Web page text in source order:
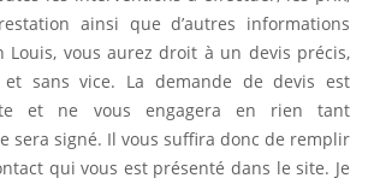
ainsi que d’autres informations
Louis, vous aurez droit à un devis précis,
sans vice. La demande de devis est
et ne vous engagera en rien tant
sera signé. Il vous suffira donc de remplir
qui vous est présenté dans le site. Je